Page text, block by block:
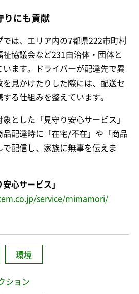
りにも貢献
では、エリア内の7都県222市町村
協議会など231自治体・団体と
います。ドライバーが配達先で異
見かけたりした際には、配送セ
る仕組みを整えています。
とした「見守り安心サービス」
品配達時に「在宅/不在」や「商品
配信し、家族に無事を伝えま
心サービス」
service/mimamori/
環境
ション